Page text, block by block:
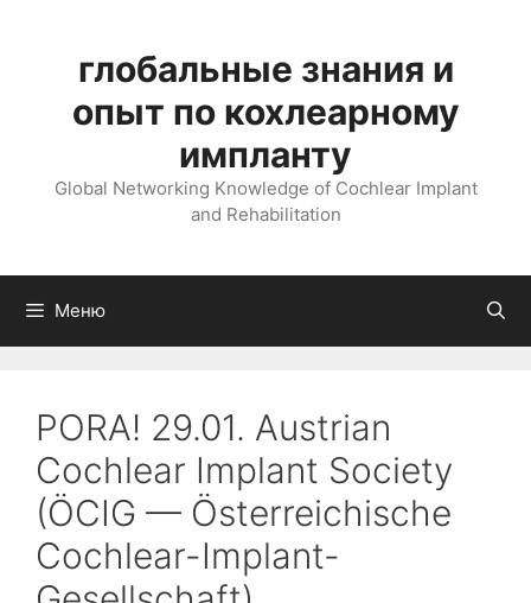
содержимомуглобальные знания и
опыт по кохлеарному
импланту
Global Networking Knowledge of Cochlear Implant
and Rehabilitation
Меню
PORA! 29.01. Austrian
Cochlear Implant Society
(ÖCIG — Österreichische
Cochlear-Implant-